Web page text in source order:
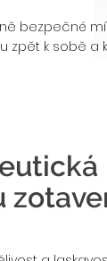
bezpečné
zpět k sobě a